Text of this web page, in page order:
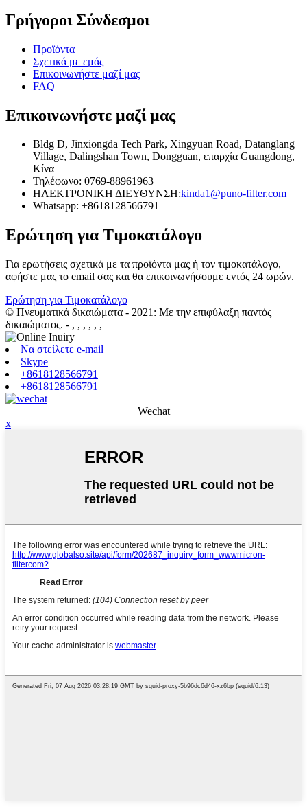
Γρήγοροι Σύνδεσμοι
Προϊόντα
Σχετικά με εμάς
Επικοινωνήστε μαζί μας
FAQ
Επικοινωνήστε μαζί μας
Bldg D, Jinxiongda Tech Park, Xingyuan Road, Datanglang
Village, Dalingshan Town, Dongguan, επαρχία Guangdong,
Κίνα
Τηλέφωνο: 0769-88961963
ΗΛΕΚΤΡΟΝΙΚΗ ΔΙΕΥΘΥΝΣΗ:kinda1@puno-filter.com
Whatsapp: +8618128566791
Ερώτηση για Τιμοκατάλογο
Για ερωτήσεις σχετικά με τα προϊόντα μας ή τον τιμοκατάλογο,
αφήστε μας το email σας και θα επικοινωνήσουμε εντός 24 ωρών.
Ερώτηση για Τιμοκατάλογο
© Πνευματικά δικαιώματα - 2021: Με την επιφύλαξη παντός
δικαιώματος. - , , , , , ,
Να στείλετε e-mail
Skype
+8618128566791
+8618128566791
Wechat
x